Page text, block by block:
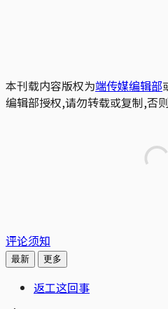
本刊载内容版权为端传媒编辑部
编辑部授权,请勿转载或复制,否
评论须知
最新 更多
返工这回事